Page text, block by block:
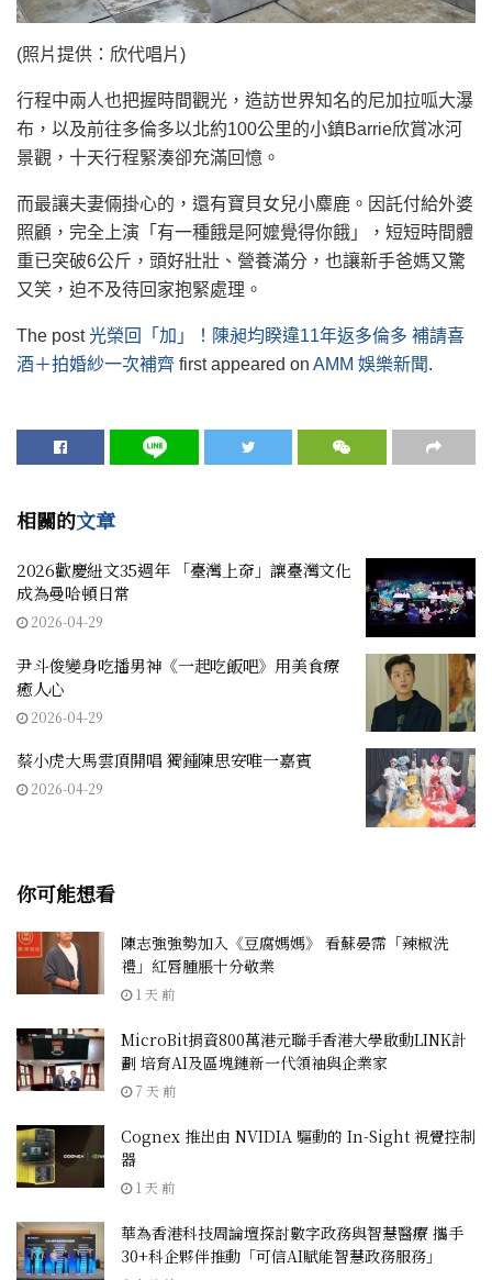
(照片提供：欣代唱片)
行程中兩人也把握時間觀光，造訪世界知名的尼加拉呱大瀑
布，以及前往多倫多以北約100公里的小鎮Barrie欣賞冰河
景觀，十天行程緊湊卻充滿回憶。
而最讓夫妻倆掛心的，還有寶貝女兒小麋鹿。因託付給外婆
照顧，完全上演「有一種餓是阿嬤覺得你餓」，短短時間體
重已突破6公斤，頭好壯壯、營養滿分，也讓新手爸媽又驚
又笑，迫不及待回家抱緊處理。
The post光榮回「加」！陳昶均睽違11年返多倫多 補請喜
酒＋拍婚紗一次補齊 first appeared on AMM 娛樂新聞.
相關的文章
2026歡慶紐文35週年 「臺灣上奅」讓臺灣文化
成為曼哈頓日常
2026-04-29
尹斗俊變身吃播男神《一起吃飯吧》用美食療
癒人心
2026-04-29
蔡小虎大馬雲頂開唱 獨鍾陳思安唯一嘉賓
2026-04-29
你可能想看
陳志強強勢加入《豆腐媽媽》 看蘇晏霈「辣椒洗
禮」紅唇腫脹十分敬業
1 天 前
MicroBit捐資800萬港元聯手香港大學啟動LINK計
劃 培育AI及區塊鏈新一代領袖與企業家
7 天 前
Cognex 推出由 NVIDIA 驅動的 In-Sight 視覺控制
器
1 天 前
華為香港科技周論壇探討數字政務與智慧醫療 攜手
30+科企夥伴推動「可信AI賦能智慧政務服務」